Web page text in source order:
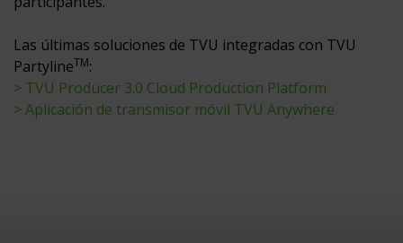
Las últimas soluciones de TVU integradas con TVU
PartylineTM:
> TVU Producer 3.0 Cloud Production Platform
> Aplicación de transmisor móvil TVU Anywhere